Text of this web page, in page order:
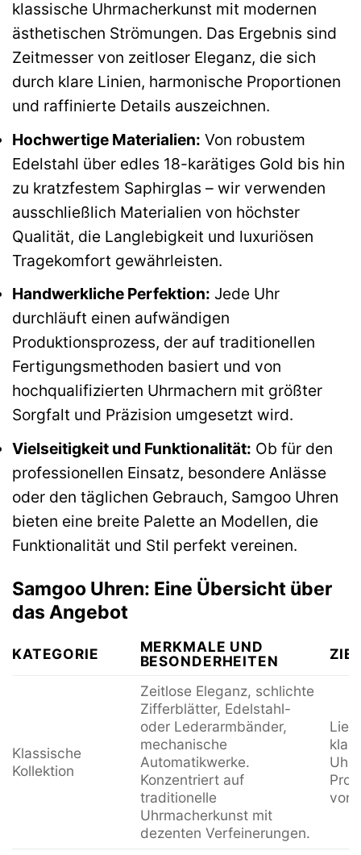
klassische Uhrmacherkunst mit modernen
ästhetischen Strömungen. Das Ergebnis sind
Zeitmesser von zeitloser Eleganz, die sich
durch klare Linien, harmonische Proportionen
und raffinierte Details auszeichnen.
Hochwertige Materialien: Von robustem
Edelstahl über edles 18-karätiges Gold bis hin
zu kratzfestem Saphirglas – wir verwenden
ausschließlich Materialien von höchster
Qualität, die Langlebigkeit und luxuriösen
Tragekomfort gewährleisten.
Handwerkliche Perfektion: Jede Uhr
durchläuft einen aufwändigen
Produktionsprozess, der auf traditionellen
Fertigungsmethoden basiert und von
hochqualifizierten Uhrmachern mit größter
Sorgfalt und Präzision umgesetzt wird.
Vielseitigkeit und Funktionalität: Ob für den
professionellen Einsatz, besondere Anlässe
oder den täglichen Gebrauch, Samgoo Uhren
bieten eine breite Palette an Modellen, die
Funktionalität und Stil perfekt vereinen.
Samgoo Uhren: Eine Übersicht über
das Angebot
KATEGORIE
MERKMALE UND
BESONDERHEITEN
Klassische
Kollektion
Zeitlose Eleganz, schlichte
Zifferblätter, Edelstahl-
oder Lederarmbänder,
mechanische
Automatikwerke.
Konzentriert auf
traditionelle
Uhrmacherkunst mit
dezenten Verfeinerungen.
von